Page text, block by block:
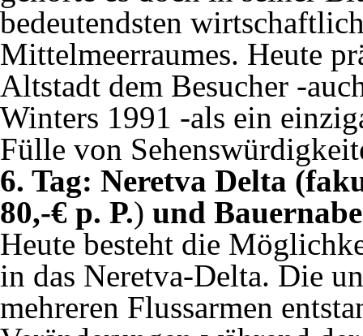
bedeutendsten
Mittelmeerraumes. Heute
Altstadt dem Besucher -
Winters 1991 -als ein
Fülle von
6. Tag: Neretva Delta
80,-€ p. P.) und
Heute besteht die
in das Neretva-Delta. Die
mehreren Flussarmen